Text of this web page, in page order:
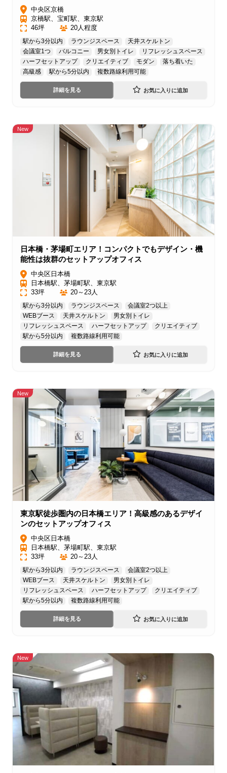
中央区京橋
京橋駅、宝町駅、東京駅
46坪
20人程度
駅から3分以内 ラウンジスペース
天井スケルトン
会議室1つ
バルコニー 男女別トイレ
リフレッシュスペース
ハーフセットアップ
クリエイティブ モダン
落ち着いた
高級感
駅から5分以内 複数路線利用可能
詳細を見る
New
日本橋・茅場町エリア！コンパクトでもデザイン・機
能性は抜群のセットアップオフィス
中央区日本橋
日本橋駅、茅場町駅、東京駅
33坪
20～23人
駅から3分以内 ラウンジスペース
会議室2つ以上
WEBブース
天井スケルトン
男女別トイレ
リフレッシュスペース
ハーフセットアップ
クリエイティブ
駅から5分以内
複数路線利用可能
詳細を見る
New
東京駅徒歩圏内の日本橋エリア！高級感のあるデザイ
ンのセットアップオフィス
中央区日本橋
日本橋駅、茅場町駅、東京駅
33坪
20～23人
駅から3分以内 ラウンジスペース
会議室2つ以上
WEBブース
天井スケルトン
男女別トイレ
リフレッシュスペース
ハーフセットアップ
クリエイティブ
駅から5分以内
複数路線利用可能
詳細を見る
New